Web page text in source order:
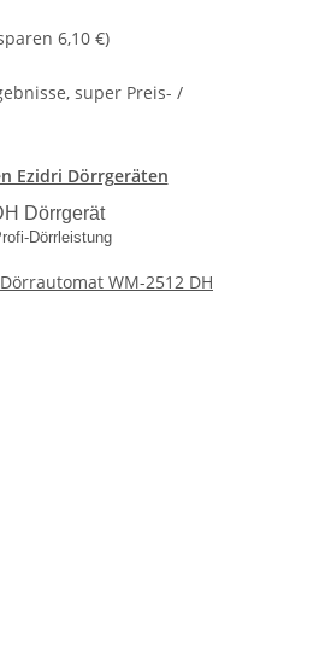
6,10 €)
super Preis- /
Ezidri Dörrgeräten
Dörrgerät
Dörrleistung